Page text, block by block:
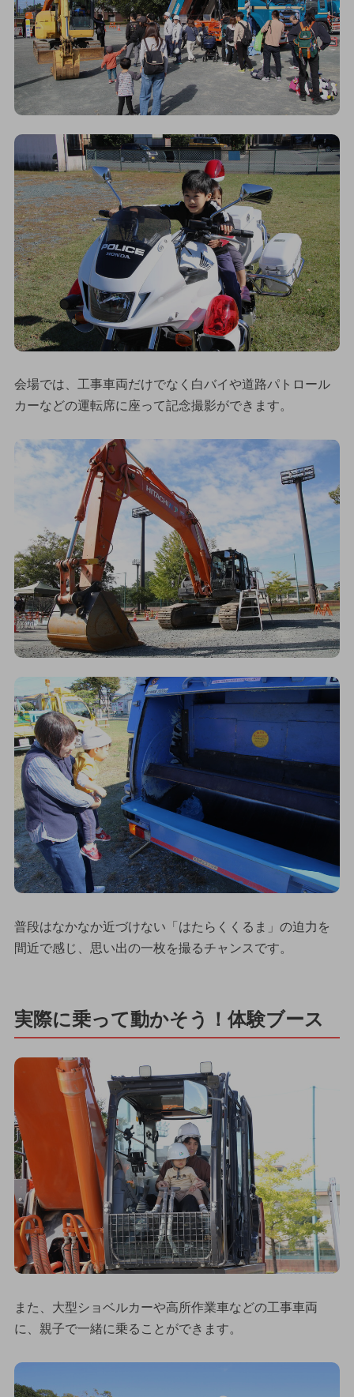
会場では、工事車両だけでなく白バイや道路パトロール
カーなどの運転席に座って記念撮影ができます。
普段はなかなか近づけない「はたらくくるま」の迫力を
間近で感じ、思い出の一枚を撮るチャンスです。
実際に乗って動かそう！体験ブース
また、大型ショベルカーや高所作業車などの工事車両
に、親子で一緒に乗ることができます。